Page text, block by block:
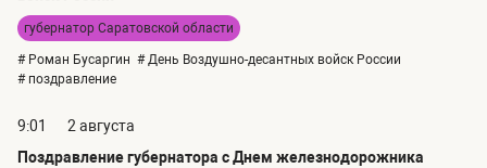
губернатор Саратовской области
# Роман Бусаргин # День Воздушно-десантных войск России
# поздравление
9:01
2 августа
Поздравление губернатора с Днем железнодорожника